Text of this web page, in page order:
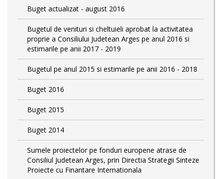
Buget actualizat - august 2016
Bugetul de venituri si cheltuieli aprobat la activitatea
proprie a Consiliului Judetean Arges pe anul 2016 si
estimarile pe anii 2017 - 2019
Bugetul pe anul 2015 si estimarile pe anii 2016 - 2018
Buget 2016
Buget 2015
Buget 2014
Sumele proiectelor pe fonduri europene atrase de
Consiliul Judetean Arges, prin Directia Strategii Sinteze
Proiecte cu Finantare Internationala